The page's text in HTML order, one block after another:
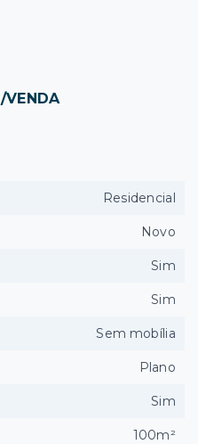
/VENDA
Residencial
Novo
Sim
Sim
Sem mobília
Plano
Sim
100m²